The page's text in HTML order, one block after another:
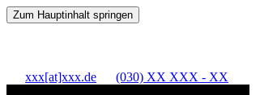
Zum Hauptinhalt springen
xxx[at]xxx.de (030) XX XXX - XX